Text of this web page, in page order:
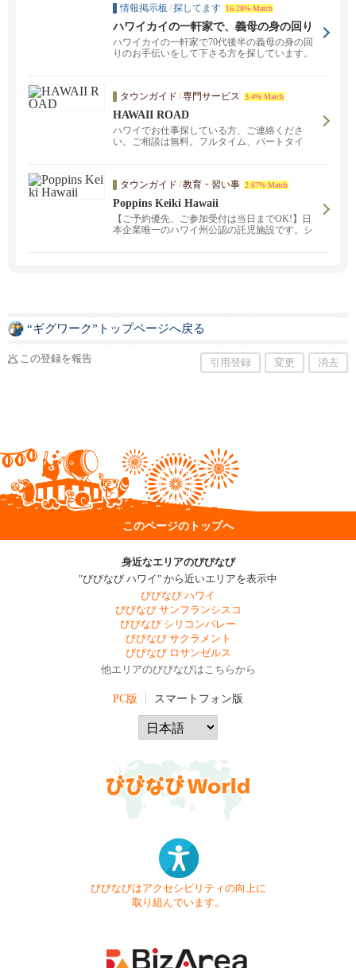
情報掲示板 /探してます 16.28% Match
ハワイカイの一軒家で、義母の身の回り
のお手伝いをして下さる方を探していま
す。
ハワイカイの一軒家で70代後半の義母の身の回
りのお手伝いをして下さる方を探しています。
タウンガイド /専門サービス 3.4% Match
HAWAII ROAD
ハワイでお仕事探している方、ご連絡くださ
い。ご相談は無料。フルタイム、パートタイ
ワークで遠隔地でのお仕事のご紹介も可能で
す。
タウンガイド /教育・習い事 2.67% Match
Poppins Keiki Hawaii
【ご予約優先、ご参加受付は当日までOK!】日
本企業唯一のハワイ州公認の託児施設です。シ
“ギグワーク”トップページへ戻る
この登録を報告 引用登録 変更 消去
このページのトップへ
身近なエリアのびびなび
"びびなび ハワイ" から近いエリアを表示中
びびなび ハワイ
びびなび サンフランシスコ
びびなび シリコンバレー
びびなび サクラメント
びびなび ロサンゼルス
他エリアのびびなびはこちらから
PC版 スマートフォン版
びびなびはアクセシビリティの向上に
取り組んでいます。